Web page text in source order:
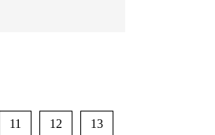
11 12 13